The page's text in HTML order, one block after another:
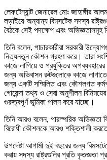
লেফটেন্যান্ট জেনারেল মোঃ জাহাঙ্গীর
লড়াইয়ে অন্যান্য বিমসটেক সদস্য
বৈঠকে সেই পদক্ষেপ এবং অভিজ্ঞতাসমূহ
তিনি বলেন, পাচারকারীরা সরকারী
নিত্যনতুন কৌশল গ্রহণ করে। তারা
কাজে লাগিয়ে ও প্রযুক্তির অপব্যবহারের
জন্য অভিবাসন রুটগুলোকে কাজে
জন্য একটি সম্মিলিত এবং কৌশলগত
গোয়েন্দা তথ্য ও সেরা অনুশীলন
গুরুত্বপূর্ণ ভূমিকা পালন করে যাচ্ছে।
তিনি আরও বলেন, পারস্পরিক অভিজ্ঞতা
বিরোধী কৌশলকে আরও শক্তিশালী
উপদেষ্টা আগামী দুই বছরের জন্য
করায় সদস্য রাষ্ট্রগুলির প্রতি কৃতজ্ঞতা